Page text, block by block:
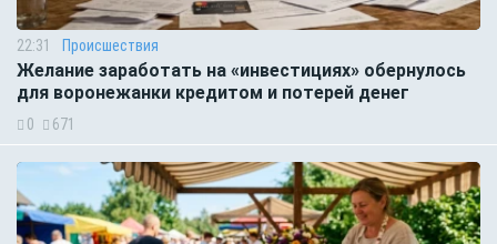
22:31 Происшествия
Желание заработать на «инвестициях» обернулось
для воронежанки кредитом и потерей денег
0 671